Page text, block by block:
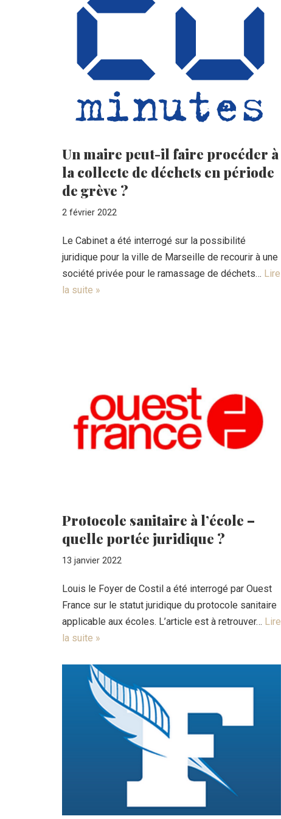
Un maire peut-il faire procéder à
la collecte de déchets en période
de grève ?
2 février 2022
Le Cabinet a été interrogé sur la possibilité
juridique pour la ville de Marseille de recourir à une
société privée pour le ramassage de déchets… Lire
la suite »
Protocole sanitaire à l’école –
quelle portée juridique ?
13 janvier 2022
Louis le Foyer de Costil a été interrogé par Ouest
France sur le statut juridique du protocole sanitaire
applicable aux écoles. L’article est à retrouver… Lire
la suite »